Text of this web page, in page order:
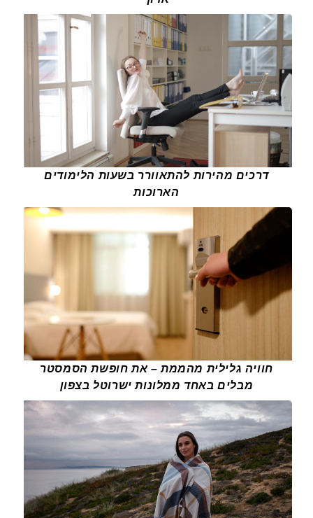
דרכים מהירות להתאוורר בשעות הלימודים
הארוכות
חוויה גלילית מהממת – את חופשת הסמסטר
מבלים באחד ממלונות ישרוטל בצפון